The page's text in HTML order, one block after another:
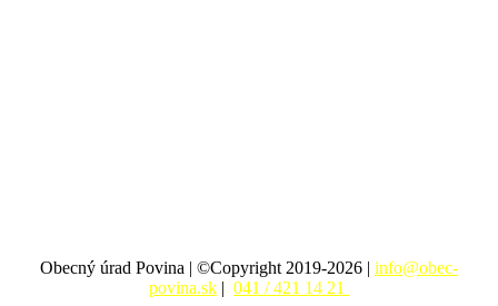
Obecný úrad Povina | ©Copyright 2019-2026 | info@obec-
povina.sk | 041 / 421 14 21